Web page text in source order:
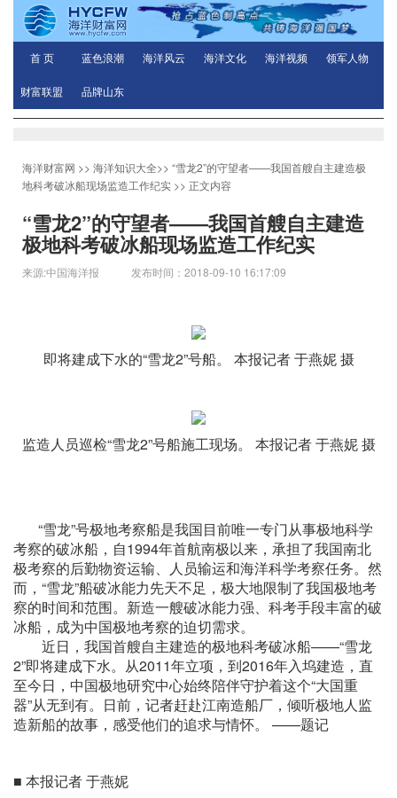
首 页 蓝色浪潮 海洋风云 海洋文化 海洋视频 领军人物
财富联盟 品牌山东
海洋财富网 >> 海洋知识大全>> “雪龙2”的守望者——我国首艘自主建造极
地科考破冰船现场监造工作纪实 >> 正文内容
“雪龙2”的守望者——我国首艘自主建造
极地科考破冰船现场监造工作纪实
来源:中国海洋报 发布时间：2018-09-10 16:17:09
即将建成下水的“雪龙2”号船。 本报记者 于燕妮 摄
监造人员巡检“雪龙2”号船施工现场。 本报记者 于燕妮 摄
“雪龙”号极地考察船是我国目前唯一专门从事极地科学
考察的破冰船，自1994年首航南极以来，承担了我国南北
极考察的后勤物资运输、人员输运和海洋科学考察任务。然
而，“雪龙”船破冰能力先天不足，极大地限制了我国极地考
察的时间和范围。新造一艘破冰能力强、科考手段丰富的破
冰船，成为中国极地考察的迫切需求。
近日，我国首艘自主建造的极地科考破冰船——“雪龙
2”即将建成下水。从2011年立项，到2016年入坞建造，直
至今日，中国极地研究中心始终陪伴守护着这个“大国重
器”从无到有。日前，记者赶赴江南造船厂，倾听极地人监
造新船的故事，感受他们的追求与情怀。 ——题记
■ 本报记者 于燕妮